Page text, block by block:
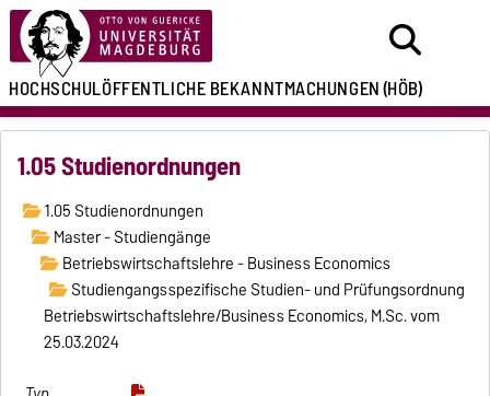
HOCHSCHULÖFFENTLICHEBEKANNTMACHUNGEN(HÖB)
1.05 Studienordnungen
1.05 Studienordnungen
Master - Studiengänge
Betriebswirtschaftslehre - Business Economics
Studiengangsspezifische Studien- und Prüfungsordnung
Betriebswirtschaftslehre/Business Economics, M.Sc. vom
25.03.2024